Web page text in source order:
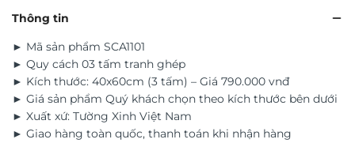
Thông tin
► Mã sản phẩm SCA1101
► Quy cách 03 tấm tranh ghép
► Kích thước: 40x60cm (3 tấm) – Giá 790.000 vnđ
► Giá sản phẩm Quý khách chọn theo kích thước bên dưới
► Xuất xứ: Tường Xinh Việt Nam
► Giao hàng toàn quốc, thanh toán khi nhận hàng